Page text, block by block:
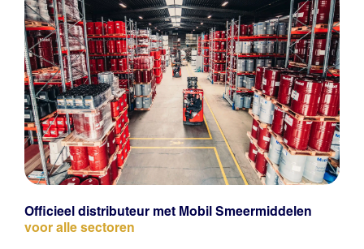
Officieel distributeur met Mobil Smeermiddelen
voor alle sectoren